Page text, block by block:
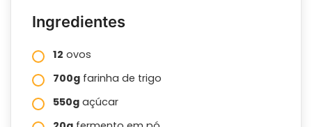
Ingredientes
12 ovos
700g farinha de trigo
550g açúcar